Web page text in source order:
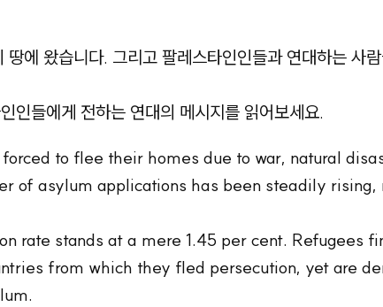
에 왔습니다. 그리고 팔레스타인인들과 연대하는 사
인들에게 전하는 연대의 메시지를 읽어보세요.
to flee their homes due to war, natural
of asylum applications has been steadily
rate stands at a mere 1.45 per cent. Refugees
from which they fled persecution, yet are